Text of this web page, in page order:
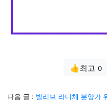
👍최고 0
다음 글 : 빌리브 라디체 분양가